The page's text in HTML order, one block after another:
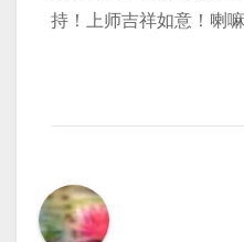
持！上师吉祥如意！喇